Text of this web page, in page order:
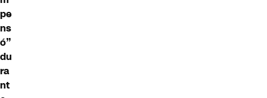
pe
ns
ó”
du
ra
nt